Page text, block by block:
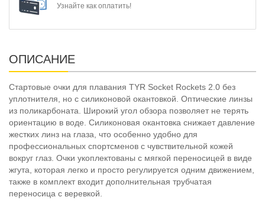
Узнайте как оплатить!
ОПИСАНИЕ
Стартовые очки для плавания TYR Socket Rockets 2.0 без
уплотнителя, но с силиконовой окантовкой. Оптические линзы
из поликарбоната. Широкий угол обзора позволяет не терять
ориентацию в воде. Силиконовая окантовка снижает давление
жестких линз на глаза, что особенно удобно для
профессиональных спортсменов с чувствительной кожей
вокруг глаз. Очки укоплектованы с мягкой переносицей в виде
жгута, которая легко и просто регулируется одним движением,
также в комплект входит дополнительная трубчатая
переносица с веревкой.